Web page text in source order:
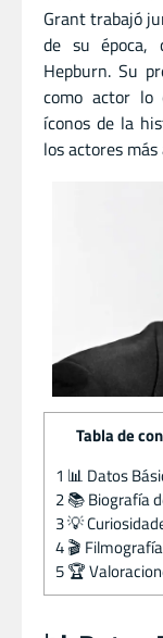
Grant trabajó
de su época,
Hepburn. Su
como actor lo
íconos de la
los actores
Tabla de
1 📊 Datos
2📚 Biografía
3💡
4🎬
5🏆